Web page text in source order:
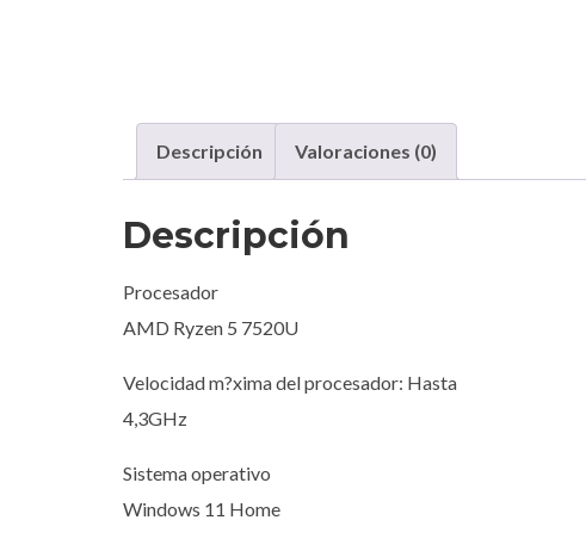
Descripción Valoraciones (0)
Descripción
Procesador
AMD Ryzen 5 7520U
Velocidad m?xima del procesador: Hasta
4,3GHz
Sistema operativo
Windows 11 Home